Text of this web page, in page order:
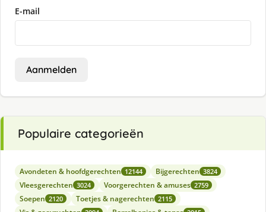
E-mail
Aanmelden
Populaire categorieën
Avondeten & hoofdgerechten 12144 Bijgerechten 3824
Vleesgerechten 3024 Voorgerechten & amuses 2759
Soepen 2120 Toetjes & nagerechten 2115